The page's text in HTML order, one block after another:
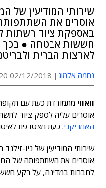
שירותי המודיעין של
אוסרים את
באספקת ציוד רשתות
חששות אבטחה ● בכך
לארצות הברית
נחמה אלמוג 02/12/2018 18:20
וואווי מתמודדת כעת עם
אוסרים עליה לספק ציוד
האמריקני. כעת מצטרפת
שירותי המודיעין של ניו-
אוסרים את השתתפותה של
לחברות במדינה, על רקע